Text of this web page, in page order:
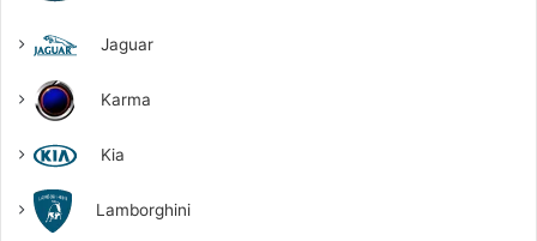
Jaguar
Karma
Kia
Lamborghini